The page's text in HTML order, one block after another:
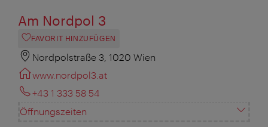
Am Nordpol 3
FAVORIT HINZUFÜGEN
Nordpolstraße 3, 1020 Wien
www.nordpol3.at
+43 1 333 58 54
Öffnungszeiten